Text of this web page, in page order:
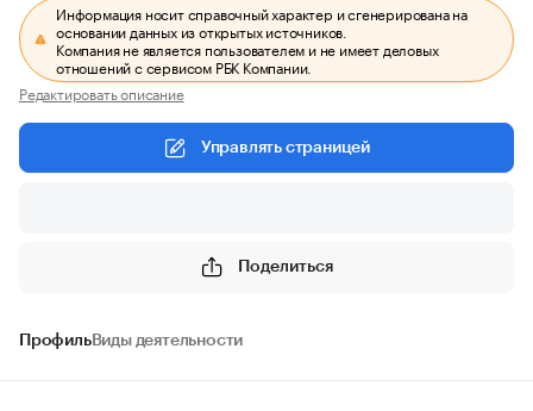
Информация носит справочный характер и сгенерирована на
основании данных из открытых источников.
Компания не является пользователем и не имеет деловых
отношений с сервисом РБК Компании.
Редактировать описание
Управлять страницей
Поделиться
ПрофильВиды деятельности